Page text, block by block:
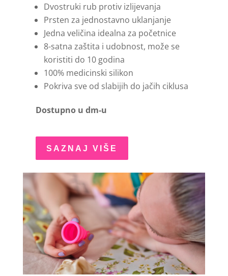
Dvostruki rub protiv izlijevanja
Prsten za jednostavno uklanjanje
Jedna veličina idealna za početnice
8-satna zaštita i udobnost, može se
koristiti do 10 godina
100% medicinski silikon
Pokriva sve od slabijih do jačih ciklusa
Dostupno u dm-u
SAZNAJ VIŠE